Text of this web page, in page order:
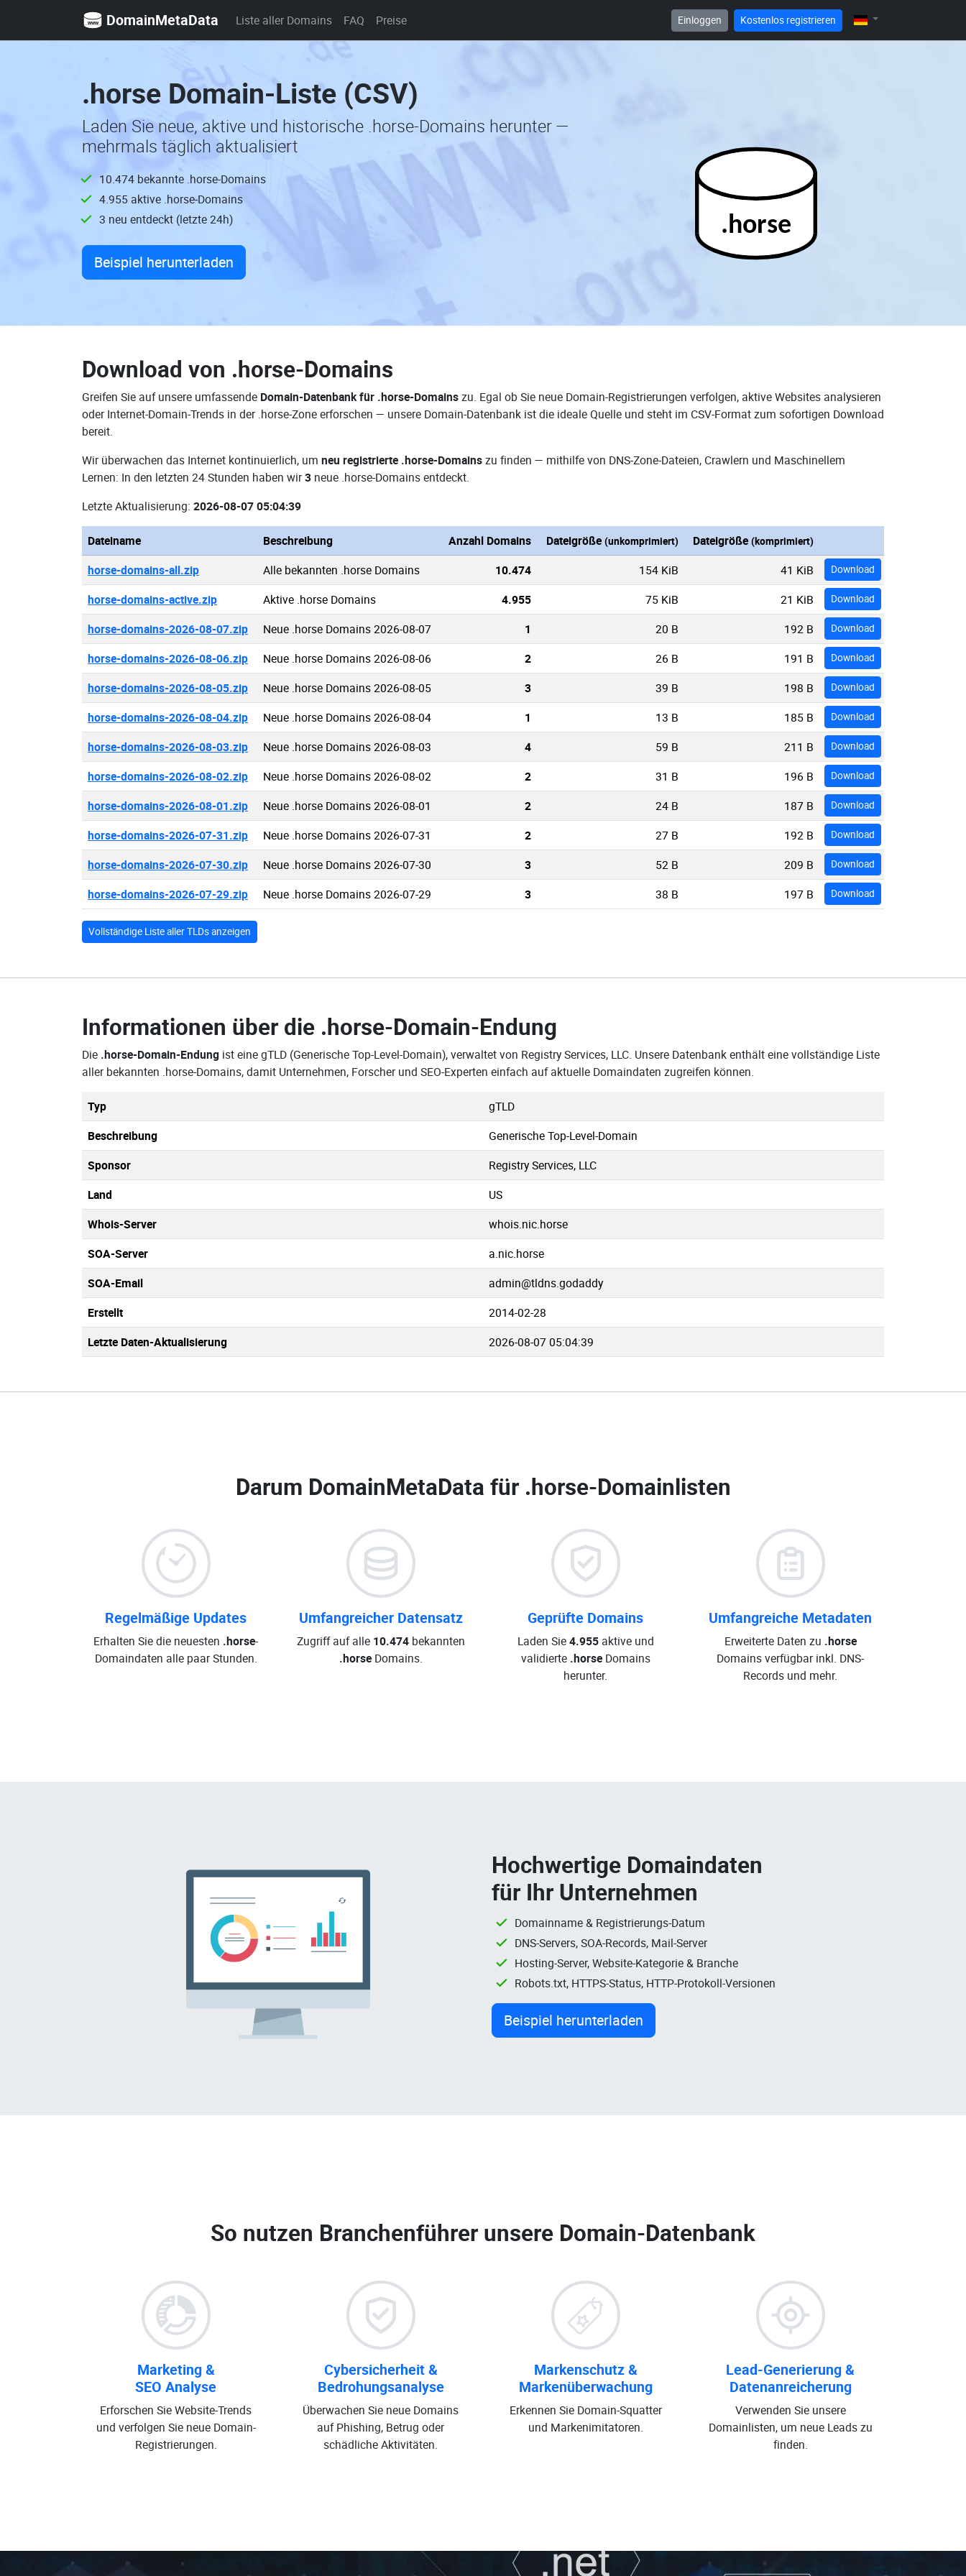
DomainMetaData Liste aller Domains FAQ Preise Einloggen Kostenlos registrieren
.horse Domain-Liste (CSV)
Laden Sie neue, aktive und historische .horse-Domains herunter —
mehrmals täglich aktualisiert
10.474 bekannte .horse-Domains
4.955 aktive .horse-Domains
3 neu entdeckt (letzte 24h)
Beispiel herunterladen
.horse
Download von .horse-Domains
Greifen Sie auf unsere umfassende Domain-Datenbank für .horse-Domainszu. Egal ob Sie neue Domain-Registrierungen verfolgen, aktive Websites analysieren
oder Internet-Domain-Trends in der .horse-Zone erforschen — unsere Domain-Datenbank ist die ideale Quelle und steht im CSV-Format zum sofortigen Download
bereit.
Wir überwachen das Internet kontinuierlich, um neu registrierte .horse-Domainszu finden — mithilfe von DNS-Zone-Dateien, Crawlern und Maschinellem
Lernen: In den letzten 24 Stunden haben wir3 neue .horse-Domains entdeckt.
Letzte Aktualisierung: 2026-08-07 05:04:39
Dateiname Beschreibung Anzahl Domains Dateigröße (unkomprimiert) Dateigröße (komprimiert)
horse-domains-all.zip Alle bekannten .horse Domains 10.474 154 KiB 41 KiB Download
horse-domains-active.zip Aktive .horse Domains 4.955 75 KiB 21 KiB Download
horse-domains-2026-08-07.zip Neue .horse Domains 2026-08-07 1 20 B 192 B Download
horse-domains-2026-08-06.zip Neue .horse Domains 2026-08-06 2 26 B 191 B Download
horse-domains-2026-08-05.zip Neue .horse Domains 2026-08-05 3 39 B 198 B Download
horse-domains-2026-08-04.zip Neue .horse Domains 2026-08-04 1 13 B 185 B Download
horse-domains-2026-08-03.zip Neue .horse Domains 2026-08-03 4 59 B 211 B Download
horse-domains-2026-08-02.zip Neue .horse Domains 2026-08-02 2 31 B 196 B Download
horse-domains-2026-08-01.zip Neue .horse Domains 2026-08-01 2 24 B 187 B Download
horse-domains-2026-07-31.zip Neue .horse Domains 2026-07-31 2 27 B 192 B Download
horse-domains-2026-07-30.zip Neue .horse Domains 2026-07-30 3 52 B 209 B Download
horse-domains-2026-07-29.zip Neue .horse Domains 2026-07-29 3 38 B 197 B Download
Vollständige Liste aller TLDs anzeigen
Informationen über die .horse-Domain-Endung
Die .horse-Domain-Endung ist eine gTLD (Generische Top-Level-Domain), verwaltet von Registry Services, LLC. Unsere Datenbank enthält eine vollständige Liste
aller bekannten .horse-Domains, damit Unternehmen, Forscher und SEO-Experten einfach auf aktuelle Domaindaten zugreifen können.
Typ
gTLD
Beschreibung
Generische Top-Level-Domain
Sponsor
Registry Services, LLC
Land
US
Whois-Server
whois.nic.horse
SOA-Server
a.nic.horse
SOA-Email
admin@tldns.godaddy
Erstellt
2014-02-28
Letzte Daten-Aktualisierung
2026-08-07 05:04:39
Darum DomainMetaData für .horse-Domainlisten
Regelmäßige Updates
Erhalten Sie die neuesten .horse-
Domaindaten alle paar Stunden.
Umfangreicher Datensatz
Zugriff auf alle 10.474bekannten
.horseDomains.
Geprüfte Domains
Laden Sie4.955aktive und
validierte .horseDomains
herunter.
Umfangreiche Metadaten
Erweiterte Daten zu .horse
Domains verfügbar inkl. DNS-
Records und mehr.
Hochwertige Domaindaten
für Ihr Unternehmen
Domainname & Registrierungs-Datum
DNS-Servers, SOA-Records, Mail-Server
Hosting-Server, Website-Kategorie & Branche
Robots.txt, HTTPS-Status, HTTP-Protokoll-Versionen
Beispiel herunterladen
So nutzen Branchenführer unsere Domain-Datenbank
Marketing &
SEO Analyse
Erforschen Sie Website-Trends
und verfolgen Sie neue Domain-
Registrierungen.
Cybersicherheit &
Bedrohungsanalyse
Überwachen Sie neue Domains
auf Phishing, Betrug oder
schädliche Aktivitäten.
Markenschutz &
Markenüberwachung
Erkennen Sie Domain-Squatter
und Markenimitatoren.
Lead-Generierung &
Datenanreicherung
Verwenden Sie unsere
Domainlisten, um neue Leads zu
finden.